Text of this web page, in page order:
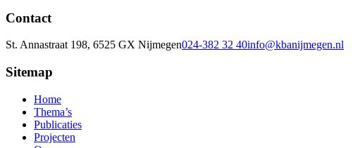
Contact
St. Annastraat 198, 6525 GX Nijmegen024-382 32 40info@kbanijmegen.nl
Sitemap
Home
Thema’s
Publicaties
Projecten